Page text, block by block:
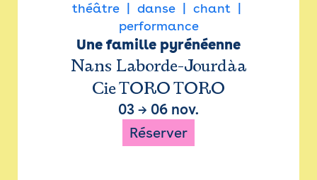
théâtre danse
chant
performance
Une famille pyrénéenne
Nans Laborde-Jourdàa
Cie TORO TORO
03 → 06 nov.
Réserver